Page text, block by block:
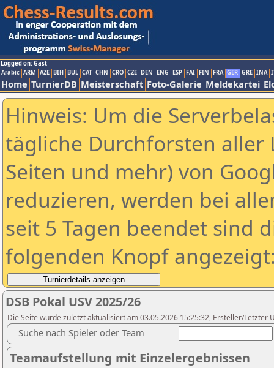
Logged on: Gast
Arabic ARM AZE BIH BUL CAT CHN CRO CZE DEN ENG ESP FAI FIN FRA GER GRE INA
Home TurnierDB Meisterschaft Foto-Galerie Meldekartei
Hinweis: Um die
tägliche Durchforsten aller
Seiten und mehr) von
reduzieren, werden bei
seit 5 Tagen beendet sind
folgenden Knopf
DSB Pokal USV 2025/26
Die Seite wurde zuletzt aktualisiert am 03.05.2026 15:25:32, Ersteller/Letzter
Suche nach Spieler oder Team
Teamaufstellung mit Einzelergebnissen